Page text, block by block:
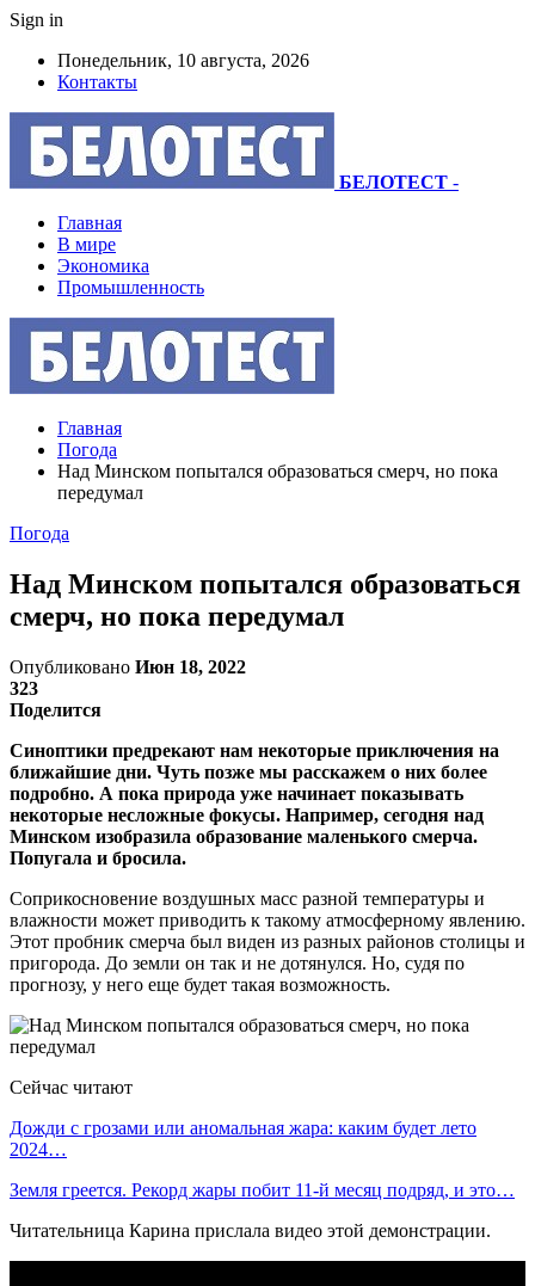
Sign in
Понедельник, 10 августа, 2026
Контакты
БЕЛОТЕСТ -
Главная
В мире
Экономика
Промышленность
Главная
Погода
Над Минском попытался образоваться смерч, но пока
передумал
Погода
Над Минском попытался образоваться
смерч, но пока передумал
Опубликовано Июн 18, 2022
323
Поделится
Синоптики предрекают нам некоторые приключения на
ближайшие дни. Чуть позже мы расскажем о них более
подробно. А пока природа уже начинает показывать
некоторые несложные фокусы. Например, сегодня над
Минском изобразила образование маленького смерча.
Попугала и бросила.
Соприкосновение воздушных масс разной температуры и
влажности может приводить к такому атмосферному явлению.
Этот пробник смерча был виден из разных районов столицы и
пригорода. До земли он так и не дотянулся. Но, судя по
прогнозу, у него еще будет такая возможность.
Сейчас читают
Дожди с грозами или аномальная жара: каким будет лето
2024…
Земля греется. Рекорд жары побит 11-й месяц подряд, и это…
Читательница Карина прислала видео этой демонстрации.